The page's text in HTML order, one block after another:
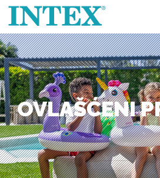
OVLAŠĆENI